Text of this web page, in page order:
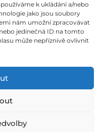
k ukládání a/nebo
jako jsou soubory
nám umožní zpracovávat
jedinečná ID na tomto
může nepříznivě ovlivnit
soubory cookie.
údajů